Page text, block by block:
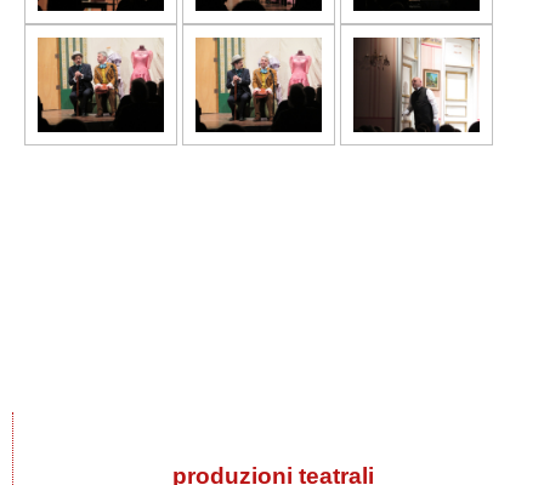
produzioni teatrali